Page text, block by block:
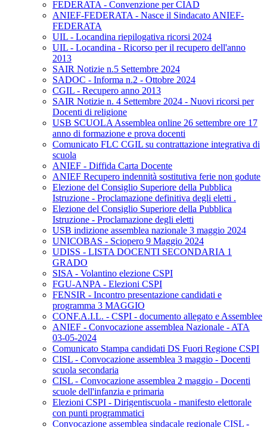
FEDERATA - Convenzione per CIAD
ANIEF-FEDERATA - Nasce il Sindacato ANIEF-
FEDERATA
UIL - Locandina riepilogativa ricorsi 2024
UIL - Locandina - Ricorso per il recupero dell'anno
2013
SAIR Notizie n.5 Settembre 2024
SADOC - Informa n.2 - Ottobre 2024
CGIL - Recupero anno 2013
SAIR Notizie n. 4 Settembre 2024 - Nuovi ricorsi per
Docenti di religione
USB SCUOLA Assemblea online 26 settembre ore 17
anno di formazione e prova docenti
Comunicato FLC CGIL su contrattazione integrativa di
scuola
ANIEF - Diffida Carta Docente
ANIEF Recupero indennità sostitutiva ferie non godute
Elezione del Consiglio Superiore della Pubblica
Istruzione - Proclamazione definitiva degli eletti .
Elezione del Consiglio Superiore della Pubblica
Istruzione - Proclamazione degli eletti
USB indizione assemblea nazionale 3 maggio 2024
UNICOBAS - Sciopero 9 Maggio 2024
UDISS - LISTA DOCENTI SECONDARIA 1
GRADO
SISA - Volantino elezione CSPI
FGU-ANPA - Elezioni CSPI
FENSIR - Incontro presentazione candidati e
programma 3 MAGGIO
CONF.A.I.L. - CSPI - documento allegato e Assemblee
ANIEF - Convocazione assemblea Nazionale - ATA
03-05-2024
Comunicato Stampa candidati DS Fuori Regione CSPI
CISL - Convocazione assemblea 3 maggio - Docenti
scuola secondaria
CISL - Convocazione assemblea 2 maggio - Docenti
scuole dell'infanzia e primaria
Elezioni CSPI - Dirigentiscuola - manifesto elettorale
con punti programmatici
Convocazione assemblea sindacale regionale CISL -